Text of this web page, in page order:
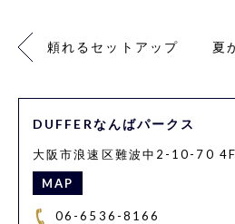
頼れるセットアップ
DUFFERなんばパークス
大阪市浪速区難波中2-10-70 4F
MAP
06-6536-8166